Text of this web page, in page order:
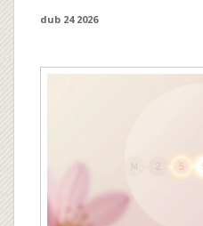
dub 24 2026